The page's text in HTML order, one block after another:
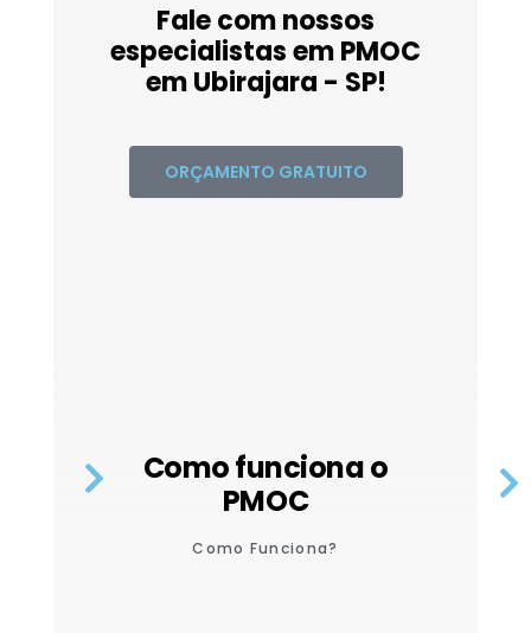
Fale com nossos
especialistas em PMOC
em Ubirajara - SP!
ORÇAMENTO GRATUITO
Como funciona o
PMOC
Como Funciona?